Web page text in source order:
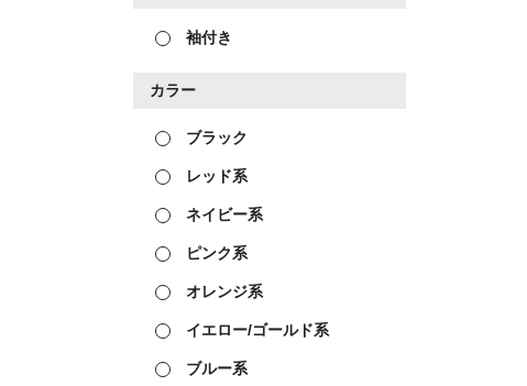
袖付き
カラー
ブラック
レッド系
ネイビー系
ピンク系
オレンジ系
イエロー/ゴールド系
ブルー系